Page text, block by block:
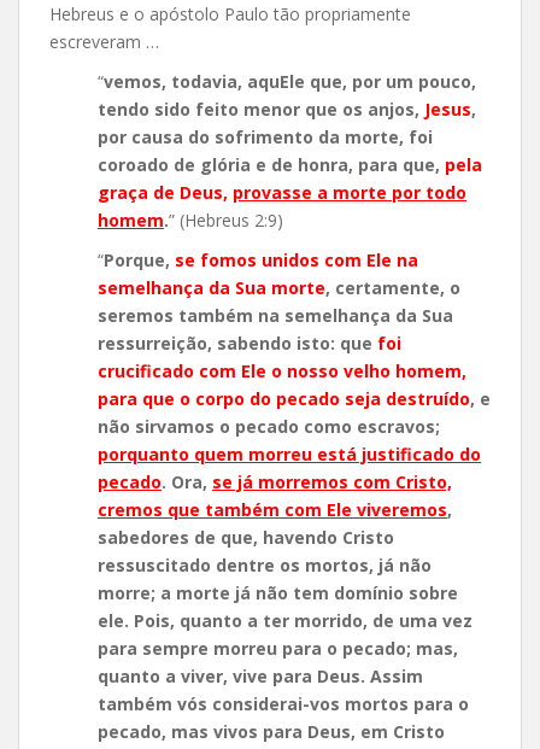
Hebreus e o apóstolo Paulo tão propriamente
escreveram …
“vemos, todavia, aquEle que, por um pouco,
tendo sido feito menor que os anjos, Jesus,
por causa do sofrimento da morte, foi
coroado de glória e de honra, para que, pela
graça de Deus, provasse a morte por todo
homem.” (Hebreus 2:9)
“Porque, se fomos unidos com Ele na
semelhança da Sua morte, certamente, o
seremos também na semelhança da Sua
ressurreição, sabendo isto: que foi
crucificado com Ele o nosso velho homem,
para que o corpo do pecado seja destruído, e
não sirvamos o pecado como escravos;
porquanto quem morreu está justificado do
pecado. Ora, se já morremos com Cristo,
cremos que também com Ele viveremos,
sabedores de que, havendo Cristo
ressuscitado dentre os mortos, já não
morre; a morte já não tem domínio sobre
ele. Pois, quanto a ter morrido, de uma vez
para sempre morreu para o pecado; mas,
quanto a viver, vive para Deus. Assim
também vós considerai-vos mortos para o
pecado, mas vivos para Deus, em Cristo